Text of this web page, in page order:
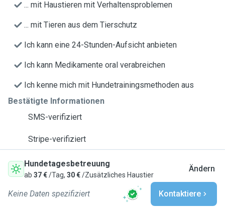
... mit Haustieren mit Verhaltensproblemen
... mit Tieren aus dem Tierschutz
Ich kann eine 24-Stunden-Aufsicht anbieten
Ich kann Medikamente oral verabreichen
Ich kenne mich mit Hundetrainingsmethoden aus
Bestätigte Informationen
SMS-verifiziert
Stripe-verifiziert
Hundetagesbetreuung
ab 37 €/Tag, 30 €/Zusätzliches Haustier
Ändern
Keine Daten spezifiziert Kontaktiere